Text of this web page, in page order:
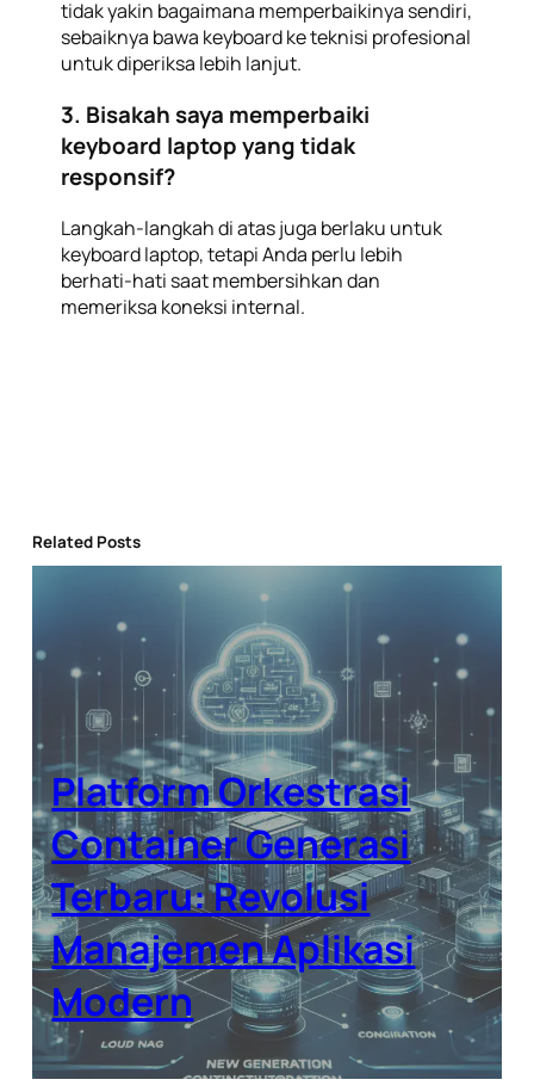
tidak yakin bagaimana memperbaikinya sendiri,
sebaiknya bawa keyboard ke teknisi profesional
untuk diperiksa lebih lanjut.
3. Bisakah saya memperbaiki
keyboard laptop yang tidak
responsif?
Langkah-langkah di atas juga berlaku untuk
keyboard laptop, tetapi Anda perlu lebih
berhati-hati saat membersihkan dan
memeriksa koneksi internal.
Related Posts
Platform Orkestrasi
Container Generasi
Terbaru: Revolusi
Manajemen Aplikasi
Modern